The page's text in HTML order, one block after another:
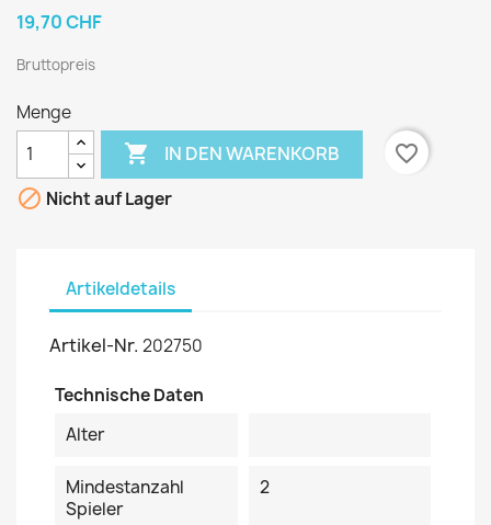
19,70 CHF
Bruttopreis
Menge
 IN DEN WARENKORB
favorite_border
 Nicht auf Lager
Artikeldetails
Artikel-Nr. 202750
Technische Daten
Alter
Mindestanzahl
Spieler
2